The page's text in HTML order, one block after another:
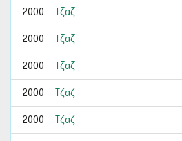
2000 Τζαζ
2000 Τζαζ
2000 Τζαζ
2000 Τζαζ
2000 Τζαζ